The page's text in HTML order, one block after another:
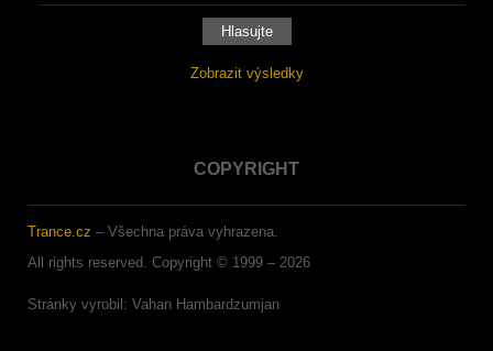
Zobrazit výsledky
COPYRIGHT
Trance.cz – Všechna práva vyhrazena.
All rights reserved. Copyright © 1999 – 2026
Stránky vyrobil: Vahan Hambardzumjan